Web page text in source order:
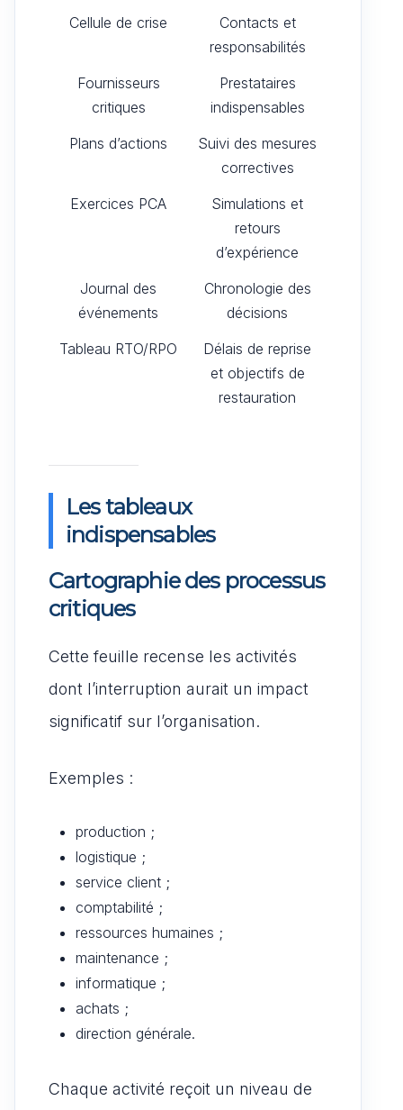
Cellule de crise
Contacts et
responsabilités
Fournisseurs
critiques
Prestataires
indispensables
Plans d’actions
Suivi des mesures
correctives
Exercices PCA
Simulations et
retours
d’expérience
Journal des
événements
Chronologie des
décisions
Tableau RTO/RPO
Délais de reprise
et objectifs de
restauration
Les tableaux
indispensables
Cartographie des processus
critiques
Cette feuille recense les activités
dont l’interruption aurait un impact
significatif sur l’organisation.
Exemples :
production ;
logistique ;
service client ;
comptabilité ;
ressources humaines ;
maintenance ;
informatique ;
achats ;
direction générale.
Chaque activité reçoit un niveau de